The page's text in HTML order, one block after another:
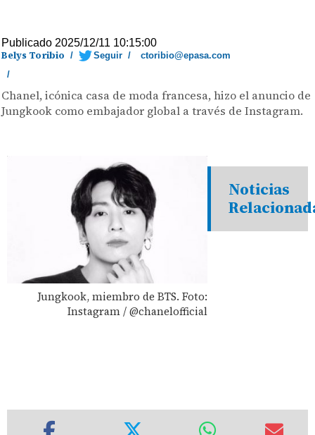
Publicado 2025/12/11 10:15:00
Belys Toribio / Seguir /
ctoribio@epasa.com
/
Chanel, icónica casa de moda francesa, hizo el anuncio de
Jungkook como embajador global a través de Instagram.
Jungkook, miembro de BTS. Foto:
Instagram / @chanelofficial
Noticias